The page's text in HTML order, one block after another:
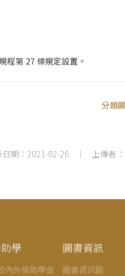
程第 27 條規定設置。
分類
日期：2021-02-26 │ 上傳者：
學
內外獎助學金
圖書資訊
圖書資訊館